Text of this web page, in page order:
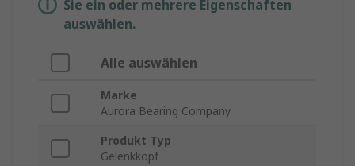
Sie ein oder mehrere Eigenschaften
auswählen.
Alle auswählen
Marke
Aurora Bearing Company
Produkt Typ
Gelenkkopf